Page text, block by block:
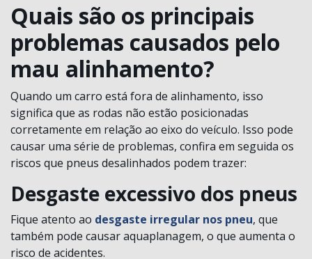
Quais são os principais
problemas causados pelo
mau alinhamento?
Quando um carro está fora de alinhamento, isso
significa que as rodas não estão posicionadas
corretamente em relação ao eixo do veículo. Isso pode
causar uma série de problemas, confira em seguida os
riscos que pneus desalinhados podem trazer:
Desgaste excessivo dos pneus
Fique atento ao desgaste irregular nos pneu, que
também pode causar aquaplanagem, o que aumenta o
risco de acidentes.